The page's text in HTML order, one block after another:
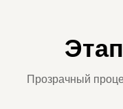
Прозрачный